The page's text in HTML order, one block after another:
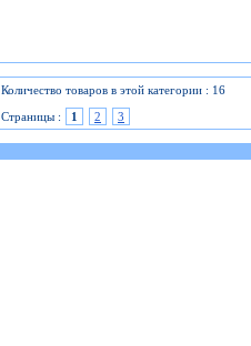
Количество товаров в этой категории : 16
Страницы :
1 2 3